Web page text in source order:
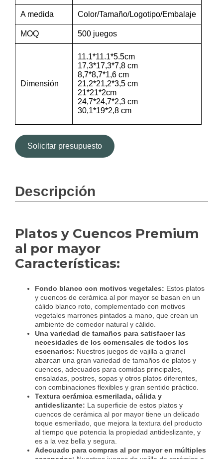
A medida Color/Tamaño/Logotipo/Embalaje
MOQ 500 juegos
Dimensión
11.1*11.1*5.5cm
17,3*17,3*7,8 cm
8,7*8,7*1,6 cm
21,2*21,2*3,5 cm
21*21*2cm
24,7*24,7*2,3 cm
30,1*19*2,8 cm
Solicitar presupuesto
Descripción
Platos y Cuencos Premium
al por mayor
Características:
Fondo blanco con motivos vegetales: Estos platos
y cuencos de cerámica al por mayor se basan en un
cálido blanco roto, complementado con motivos
vegetales marrones pintados a mano, que crean un
ambiente de comedor natural y cálido.
Una variedad de tamaños para satisfacer las
necesidades de los comensales de todos los
escenarios: Nuestros juegos de vajilla a granel
abarcan una gran variedad de tamaños de platos y
cuencos, adecuados para comidas principales,
ensaladas, postres, sopas y otros platos diferentes,
con combinaciones flexibles y gran sentido práctico.
Textura cerámica esmerilada, cálida y
antideslizante: La superficie de estos platos y
cuencos de cerámica al por mayor tiene un delicado
toque esmerilado, que mejora la textura del producto
al tiempo que potencia la propiedad antideslizante, y
es a la vez bella y segura.
Adecuado para compras al por mayor en múltiples